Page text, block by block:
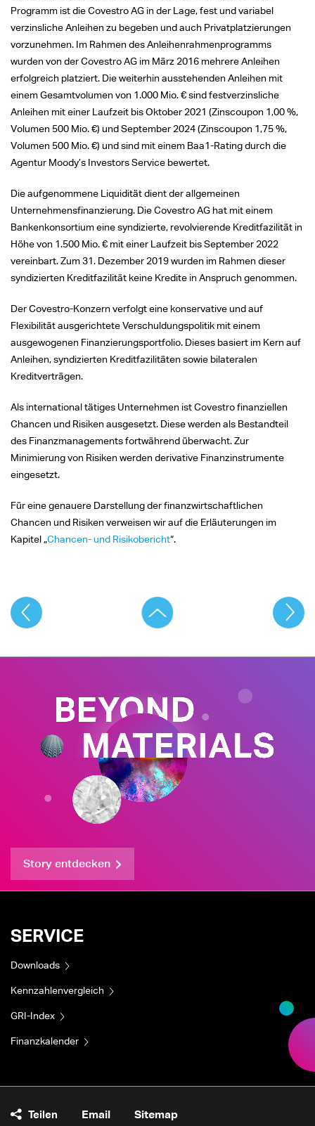
Programm ist die Covestro AG in der Lage, fest und variabel
verzinsliche Anleihen zu begeben und auch Privatplatzierungen
vorzunehmen. Im Rahmen des Anleihenrahmenprogramms
wurden von der Covestro AG im März 2016 mehrere Anleihen
erfolgreich platziert. Die weiterhin ausstehenden Anleihen mit
einem Gesamtvolumen von 1.000 Mio. €sind festverzinsliche
Anleihen mit einer Laufzeit bis Oktober 2021 (Zinscoupon 1,00 %,
Volumen 500 Mio. €) und September 2024 (Zinscoupon 1,75 %,
Volumen 500 Mio. €) und sind mit einem Baa1-Rating durch die
Agentur Moody’s Investors Service bewertet.
Die aufgenommene Liquidität dient der allgemeinen
Unternehmensfinanzierung. Die Covestro AG hat mit einem
Bankenkonsortium eine syndizierte, revolvierende Kreditfazilität in
Höhe von 1.500 Mio. € mit einer Laufzeit bis September 2022
vereinbart. Zum 31. Dezember 2019 wurden im Rahmen dieser
syndizierten Kreditfazilität keine Kredite in Anspruch genommen.
Der Covestro-Konzern verfolgt eine konservative und auf
Flexibilität ausgerichtete Verschuldungspolitik mit einem
ausgewogenen Finanzierungsportfolio. Dieses basiert im Kern auf
Anleihen, syndizierten Kreditfazilitäten sowie bilateralen
Kreditverträgen.
Als international tätiges Unternehmen ist Covestro finanziellen
Chancen und Risiken ausgesetzt. Diese werden als Bestandteil
des Finanzmanagements fortwährend überwacht. Zur
Minimierung von Risiken werden derivative Finanzinstrumente
eingesetzt.
Für eine genauere Darstellung der finanzwirtschaftlichen
Chancen und Risiken verweisen wir auf die Erläuterungen im
Kapitel „Chancen- und Risikobericht“.
Story entdecken
SERVICE
Downloads
Kennzahlenvergleich
GRI-Index
Finanzkalender
Teilen Email Sitemap